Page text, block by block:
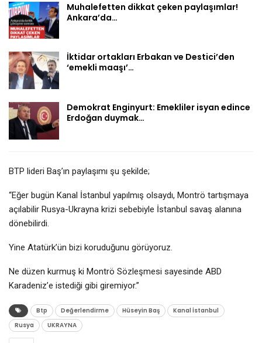
Muhalefetten dikkat çeken paylaşımlar!
Ankara’da…
İktidar ortakları Erbakan ve Destici’den
‘emekli maaşı’…
Demokrat Enginyurt: Emekliler isyan edince
Erdoğan duymak…
BTP lideri Baş’ın paylaşımı şu şekilde;
“Eğer bugün Kanal İstanbul yapılmış olsaydı, Montrö tartışmaya
açılabilir Rusya-Ukrayna krizi sebebiyle İstanbul savaş alanına
dönebilirdi.
Yine Atatürk’ün bizi koruduğunu görüyoruz.
Ne düzen kurmuş ki Montrö Sözleşmesi sayesinde ABD
Karadeniz’e istediği gibi giremiyor.”
Btp Değerlendirme Hüseyin Baş
Kanal İstanbul
Rusya
UKRAYNA